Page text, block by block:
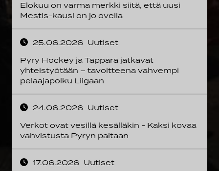
Elokuu on varma merkki siitä, että uusi
Mestis-kausi on jo ovella
25.06.2026 Uutiset
Pyry Hockey ja Tappara jatkavat
yhteistyötään – tavoitteena vahvempi
pelaajapolku Liigaan
24.06.2026 Uutiset
Verkot ovat vesillä kesälläkin - Kaksi kovaa
vahvistusta Pyryn paitaan
17.06.2026 Uutiset